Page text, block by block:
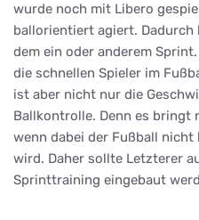
wurde noch mit Libero
ballorientiert agiert. Dadurch
dem ein oder anderem
die schnellen Spieler im
ist aber nicht nur die
Ballkontrolle. Denn es bringt
wenn dabei der Fußball
wird. Daher sollte Letzterer
Sprinttraining eingebaut